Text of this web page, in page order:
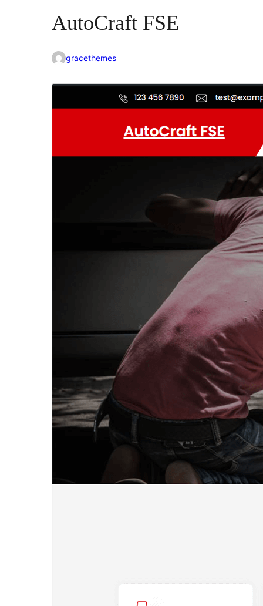
AutoCraft FSE
gracethemes